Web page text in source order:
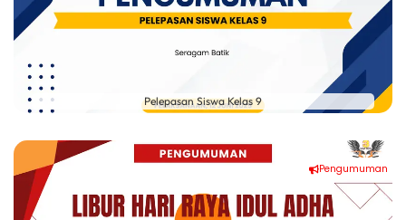
Pelepasan Siswa Kelas 9
Pengumuman